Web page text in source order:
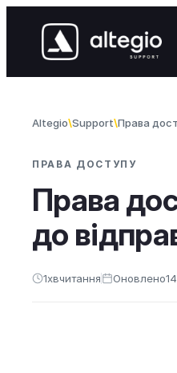
Altegio Support Права
ПРАВА ДОСТУПУ
Права
до
1хвчитання Оновлено